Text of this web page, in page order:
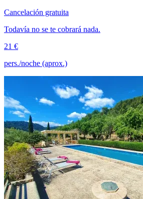
Cancelación gratuita
Todavía no se te cobrará nada.
21 €
pers./noche (aprox.)